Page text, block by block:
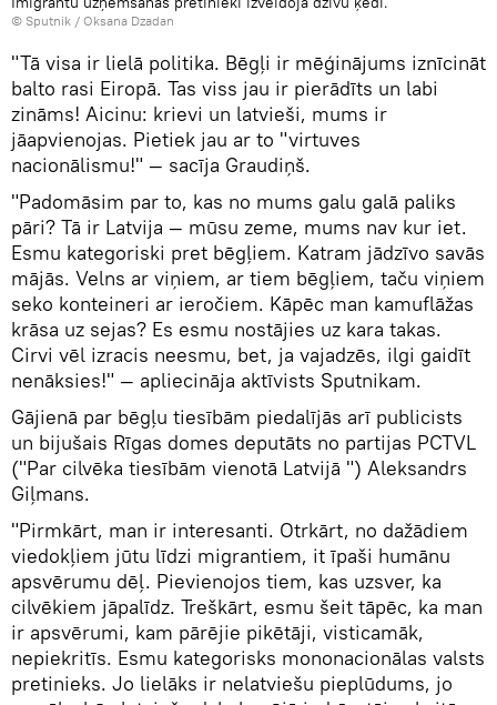
© Sputnik / Oksana Dzadan
"Tā visa ir lielā politika. Bēgļi ir mēģinājums iznīcināt
balto rasi Eiropā. Tas viss jau ir pierādīts un labi
zināms! Aicinu: krievi un latvieši, mums ir
jāapvienojas. Pietiek jau ar to "virtuves
nacionālismu!" — sacīja Graudiņš.
"Padomāsim par to, kas no mums galu galā paliks
pāri? Tā ir Latvija — mūsu zeme, mums nav kur iet.
Esmu kategoriski pret bēgļiem. Katram jādzīvo savās
mājās. Velns ar viņiem, ar tiem bēgļiem, taču viņiem
seko konteineri ar ieročiem. Kāpēc man kamuflāžas
krāsa uz sejas? Es esmu nostājies uz kara takas.
Cirvi vēl izracis neesmu, bet, ja vajadzēs, ilgi gaidīt
nenāksies!" — apliecināja aktīvists Sputnikam.
Gājienā par bēgļu tiesībām piedalījās arī publicists
un bijušais Rīgas domes deputāts no partijas PCTVL
("Par cilvēka tiesībām vienotā Latvijā ") Aleksandrs
Giļmans.
"Pirmkārt, man ir interesanti. Otrkārt, no dažādiem
viedokļiem jūtu līdzi migrantiem, it īpaši humānu
apsvērumu dēļ. Pievienojos tiem, kas uzsver, ka
cilvēkiem jāpalīdz. Treškārt, esmu šeit tāpēc, ka man
ir apsvērumi, kam pārējie pikētāji, visticamāk,
nepiekritīs. Esmu kategorisks mononacionālas valsts
pretinieks. Jo lielāks ir nelatviešu pieplūdums, jo